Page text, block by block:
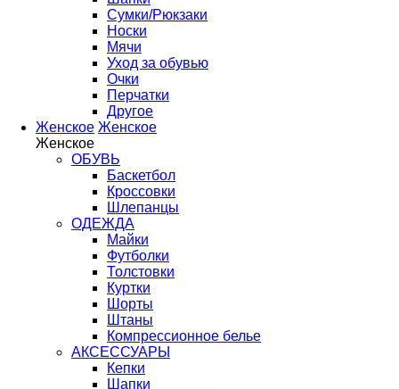
Сумки/Рюкзаки
Носки
Мячи
Уход за обувью
Очки
Перчатки
Другое
Женское Женское
Женское
ОБУВЬ
Баскетбол
Кроссовки
Шлепанцы
ОДЕЖДА
Майки
Футболки
Толстовки
Куртки
Шорты
Штаны
Компрессионное белье
АКСЕССУАРЫ
Кепки
Шапки